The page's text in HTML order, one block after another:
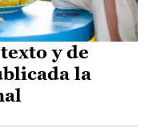
y de
la